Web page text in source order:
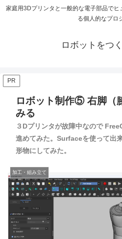
家庭用3Dプリンタと一般的な電子部品で
る個人的なプロ
ロボットをつ
PR
ロボット制作⑤ 右脚（
みる
３Dプリンタが故障中なので
進めてみた。Surfaceを使って出
形物にしてみた。
加工・組み立て